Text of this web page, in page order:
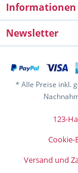
Informationen
Newsletter
* Alle Preise inkl.
123-
Cookie-
Versand und